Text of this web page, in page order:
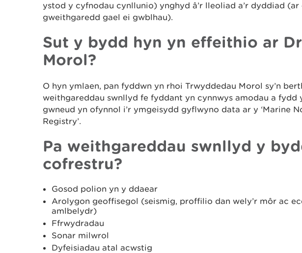
ystod y cyfnodau cynllunio) ynghyd â’r lleoliad a’r dyddiad (ar
gweithgaredd gael ei gwblhau).
Sut y bydd hyn yn effeithio ar
Morol?
O hyn ymlaen, pan fyddwn yn rhoi Trwyddedau Morol sy’n
weithgareddau swnllyd fe fyddant yn cynnwys amodau a fydd
gwneud yn ofynnol i’r ymgeisydd gyflwyno data ar y ‘Marine
Registry’.
Pa weithgareddau swnllyd y
cofrestru?
Gosod polion yn y ddaear
Arolygon geoffisegol (seismig, proffilio dan wely’r môr ac
amlbelydr)
Ffrwydradau
Sonar milwrol
Dyfeisiadau atal acwstig